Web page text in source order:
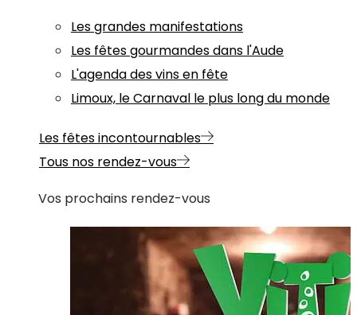
Les grandes manifestations
Les fêtes gourmandes dans l'Aude
L'agenda des vins en fête
Limoux, le Carnaval le plus long du monde
Les fêtes incontournables
Tous nos rendez-vous
Vos prochains rendez-vous